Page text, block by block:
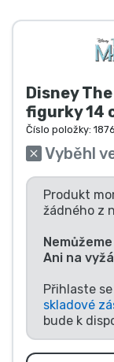
Disney
figurky 14
Číslo položky:
Vyběhl
Produkt
žádného z
Ani na
Přihlaste
skladové
bude k
Anime věci
Hráčské
Sportovní
Hudební
Typy
Značky